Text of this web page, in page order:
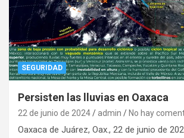
SEGURIDAD
Persisten las lluvias en Oaxaca
22 de junio de 2024 admin No hay
Oaxaca de Juárez, Oax., 22 de junio de